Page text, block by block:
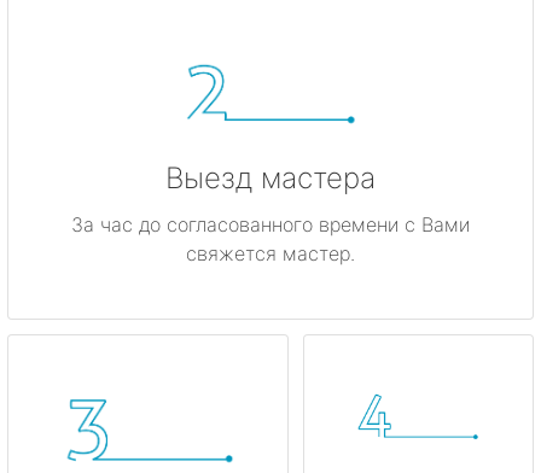
Выезд мастера
За час до согласованного времени с Вами
свяжется мастер.